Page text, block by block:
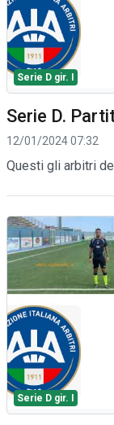
Serie D gir. I
Serie D.
12/01/2024 07:32
Questi gli arbitri
Serie D gir. I